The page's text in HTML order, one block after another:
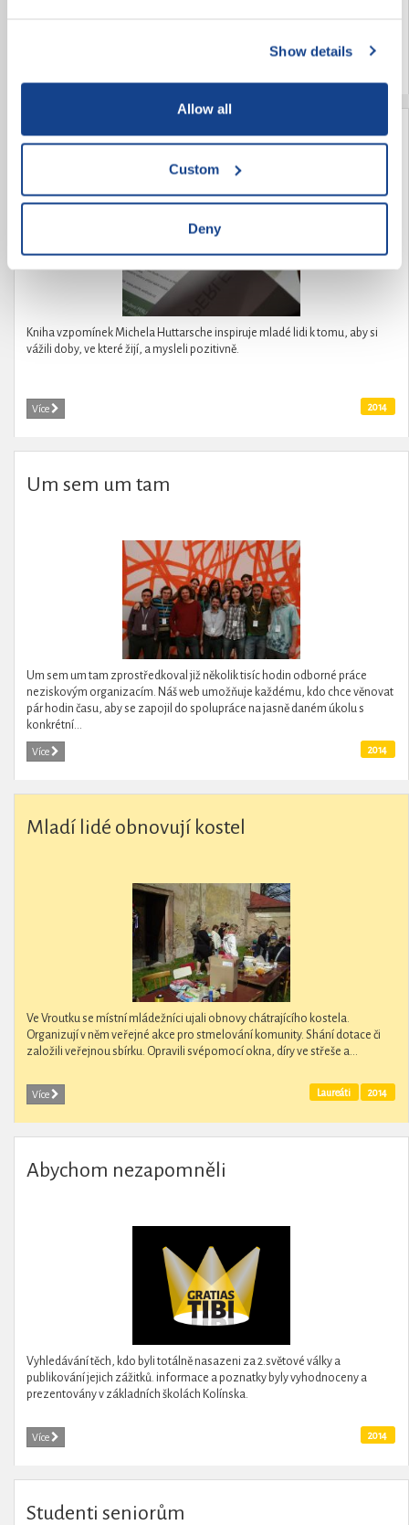
Show details
Allow all
Custom
Deny
Vzpomínky z let 1923-1966
Kniha vzpomínek Michela Huttarsche inspiruje mladé lidi k tomu, aby si
vážili doby, ve které žijí, a mysleli pozitivně.
Více 2014
Um sem um tam
Um sem um tam zprostředkoval již několik tisíc hodin odborné práce
neziskovým organizacím. Náš web umožňuje každému, kdo chce věnovat
pár hodin času, aby se zapojil do spolupráce na jasně daném úkolu s
konkrétní...
Více 2014
Mladí lidé obnovují kostel
Ve Vroutku se místní mládežníci ujali obnovy chátrajícího kostela.
Organizují v něm veřejné akce pro stmelování komunity. Shání dotace či
založili veřejnou sbírku. Opravili svépomocí okna, díry ve střeše a...
Více 2014
Laureáti
Abychom nezapomněli
Vyhledávání těch, kdo byli totálně nasazeni za 2.světové války a
publikování jejich zážitků. informace a poznatky byly vyhodnoceny a
prezentovány v základních školách Kolínska.
Více 2014
Studenti seniorům